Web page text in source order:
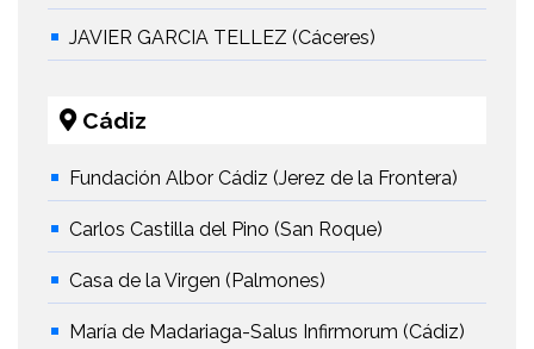
JAVIER GARCIA TELLEZ (Cáceres)
Cádiz
Fundación Albor Cádiz (Jerez de la Frontera)
Carlos Castilla del Pino (San Roque)
Casa de la Virgen (Palmones)
María de Madariaga-Salus Infirmorum (Cádiz)